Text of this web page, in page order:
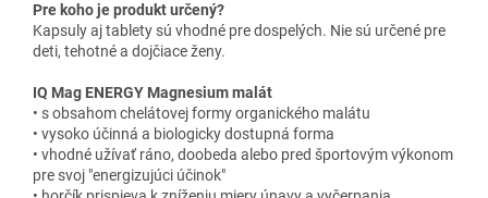
Pre koho je produkt určený?
Kapsuly aj tablety sú vhodné pre dospelých. Nie sú určené pre
deti, tehotné a dojčiace ženy.
IQ Mag ENERGY Magnesium malát
• s obsahom chelátovej formy organického malátu
• vysoko účinná a biologicky dostupná forma
• vhodné užívať ráno, doobeda alebo pred športovým výkonom
pre svoj "energizujúci účinok"